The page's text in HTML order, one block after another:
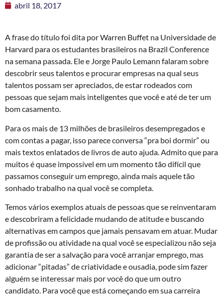
abril 18, 2017
A frase do título foi dita por Warren Buffet na Universidade de
Harvard para os estudantes brasileiros na Brazil Conference
na semana passada. Ele e Jorge Paulo Lemann falaram sobre
descobrir seus talentos e procurar empresas na qual seus
talentos possam ser apreciados, de estar rodeados com
pessoas que sejam mais inteligentes que você e até de ter um
bom casamento.
Para os mais de 13 milhões de brasileiros desempregados e
com contas a pagar, isso parece conversa “pra boi dormir” ou
mais textos enlatados de livros de auto ajuda. Admito que para
muitos é quase impossível em um momento tão difícil que
passamos conseguir um emprego, ainda mais aquele tão
sonhado trabalho na qual você se completa.
Temos vários exemplos atuais de pessoas que se reinventaram
e descobriram a felicidade mudando de atitude e buscando
alternativas em campos que jamais pensavam em atuar. Mudar
de profissão ou atividade na qual você se especializou não seja
garantia de ser a salvação para você arranjar emprego, mas
adicionar “pitadas” de criatividade e ousadia, pode sim fazer
alguém se interessar mais por você do que um outro
candidato. Para você que está começando em sua carreira